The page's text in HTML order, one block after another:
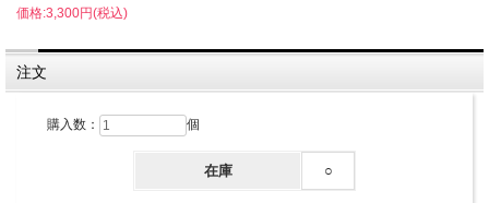
価格:3,300円(税込)
注文
購入数： 個
在庫 ○